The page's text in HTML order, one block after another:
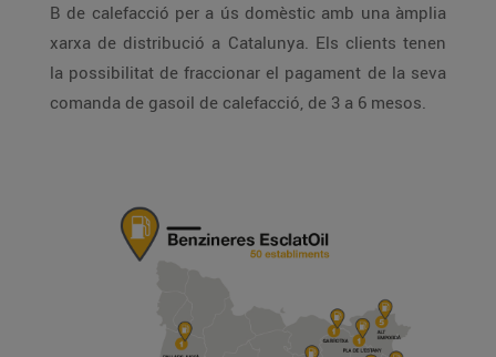
B de calefacció per a ús domèstic amb una àmplia
xarxa de distribució a Catalunya. Els clients tenen
la possibilitat de fraccionar el pagament de la seva
comanda de gasoil de calefacció, de 3 a 6 mesos.